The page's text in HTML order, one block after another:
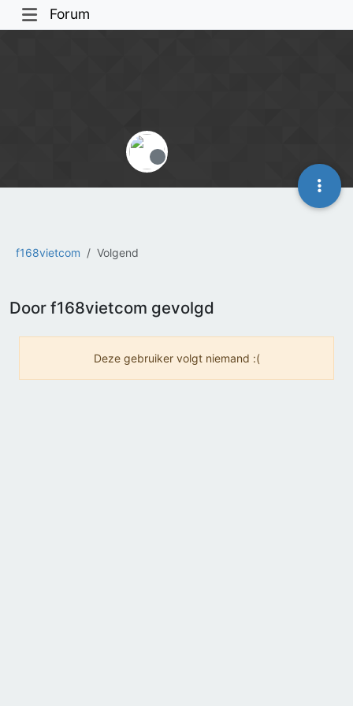
Forum
f168vietcom Volgend
Offline
Door f168vietcom gevolgd
Deze gebruiker volgt niemand :(